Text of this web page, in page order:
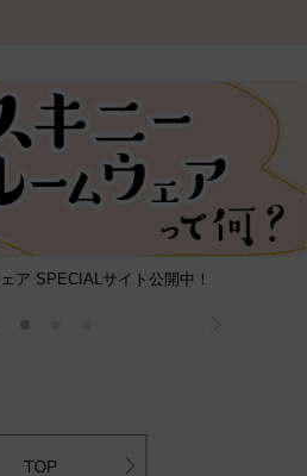
ア SPECIALサイト公開中！